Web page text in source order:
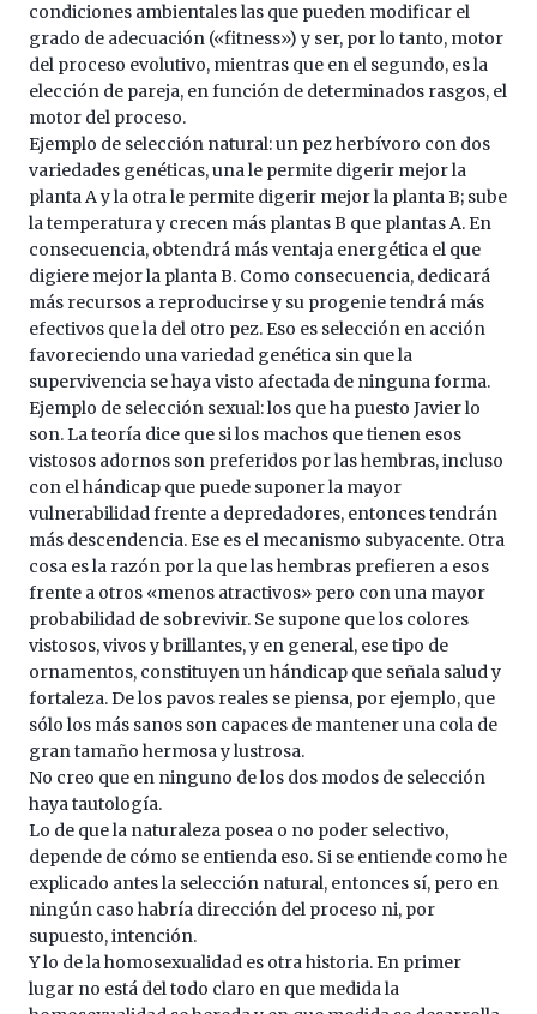
condiciones ambientales las que pueden modificar el
grado de adecuación («fitness») y ser, por lo tanto, motor
del proceso evolutivo, mientras que en el segundo, es la
elección de pareja, en función de determinados rasgos, el
motor del proceso.
Ejemplo de selección natural: un pez herbívoro con dos
variedades genéticas, una le permite digerir mejor la
planta A y la otra le permite digerir mejor la planta B; sube
la temperatura y crecen más plantas B que plantas A. En
consecuencia, obtendrá más ventaja energética el que
digiere mejor la planta B. Como consecuencia, dedicará
más recursos a reproducirse y su progenie tendrá más
efectivos que la del otro pez. Eso es selección en acción
favoreciendo una variedad genética sin que la
supervivencia se haya visto afectada de ninguna forma.
Ejemplo de selección sexual: los que ha puesto Javier lo
son. La teoría dice que si los machos que tienen esos
vistosos adornos son preferidos por las hembras, incluso
con el hándicap que puede suponer la mayor
vulnerabilidad frente a depredadores, entonces tendrán
más descendencia. Ese es el mecanismo subyacente. Otra
cosa es la razón por la que las hembras prefieren a esos
frente a otros «menos atractivos» pero con una mayor
probabilidad de sobrevivir. Se supone que los colores
vistosos, vivos y brillantes, y en general, ese tipo de
ornamentos, constituyen un hándicap que señala salud y
fortaleza. De los pavos reales se piensa, por ejemplo, que
sólo los más sanos son capaces de mantener una cola de
gran tamaño hermosa y lustrosa.
No creo que en ninguno de los dos modos de selección
haya tautología.
Lo de que la naturaleza posea o no poder selectivo,
depende de cómo se entienda eso. Si se entiende como he
explicado antes la selección natural, entonces sí, pero en
ningún caso habría dirección del proceso ni, por
supuesto, intención.
Y lo de la homosexualidad es otra historia. En primer
lugar no está del todo claro en que medida la